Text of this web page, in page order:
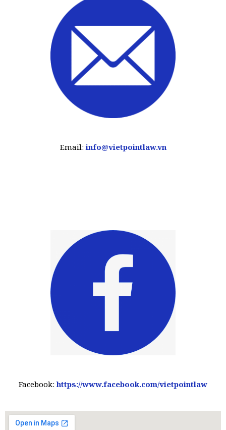
Email:info@vietpointlaw.vn
Facebook:https://www.facebook.com/vietpointlaw